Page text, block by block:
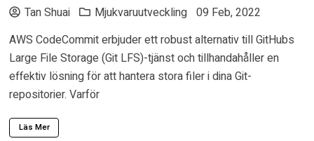
Tan Shuai Mjukvaruutveckling 09 Feb, 2022
AWS CodeCommit erbjuder ett robust alternativ till GitHubs
Large File Storage (Git LFS)-tjänst och tillhandahåller en
effektiv lösning för att hantera stora filer i dina Git-
repositorier. Varför
Läs Mer